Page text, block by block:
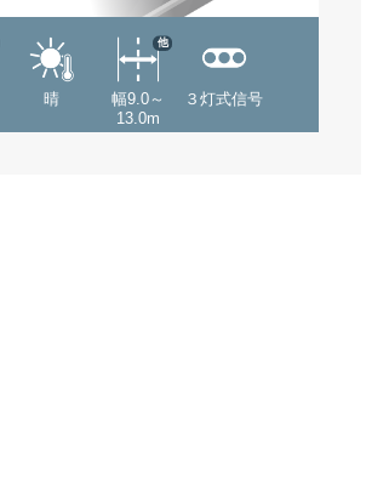
晴
幅9.0～
13.0m
他
３灯式信号